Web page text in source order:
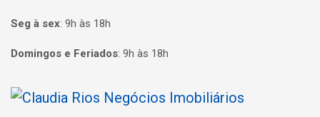
Seg à sex: 9h às 18h
Domingos e Feriados: 9h às 18h
Página inicial